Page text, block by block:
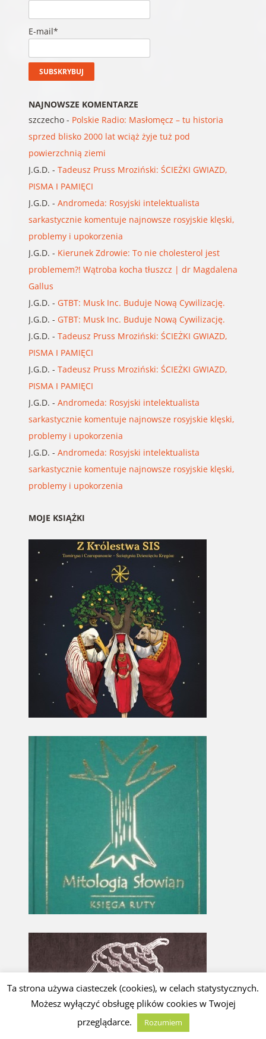
E-mail*
NAJNOWSZE KOMENTARZE
szczecho- Polskie Radio: Masłomęcz – tu historia
sprzed blisko 2000 lat wciąż żyje tuż pod
powierzchnią ziemi
J.G.D. - Tadeusz Pruss Mroziński: ŚCIEŻKI GWIAZD,
PISMA I PAMIĘCI
J.G.D. - Andromeda: Rosyjski intelektualista
sarkastycznie komentuje najnowsze rosyjskie klęski,
problemy i upokorzenia
J.G.D. - Kierunek Zdrowie: To nie cholesterol jest
problemem?! Wątroba kocha tłuszcz | dr Magdalena
Gallus
J.G.D. - GTBT: Musk Inc. Buduje Nową Cywilizację.
J.G.D. - GTBT: Musk Inc. Buduje Nową Cywilizację.
J.G.D. - Tadeusz Pruss Mroziński: ŚCIEŻKI GWIAZD,
PISMA I PAMIĘCI
J.G.D. - Tadeusz Pruss Mroziński: ŚCIEŻKI GWIAZD,
PISMA I PAMIĘCI
J.G.D. - Andromeda: Rosyjski intelektualista
sarkastycznie komentuje najnowsze rosyjskie klęski,
problemy i upokorzenia
J.G.D. - Andromeda: Rosyjski intelektualista
sarkastycznie komentuje najnowsze rosyjskie klęski,
problemy i upokorzenia
MOJE KSIĄŻKI
Ta strona używa ciasteczek (cookies), w celach statystycznych.
Możesz wyłączyć obsługę plików cookies w Twojej
przeglądarce.
Rozumiem